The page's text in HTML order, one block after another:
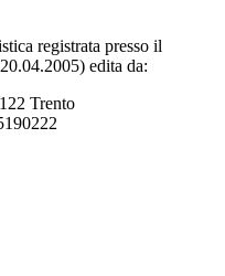
registrata presso il
edita da:
Trento